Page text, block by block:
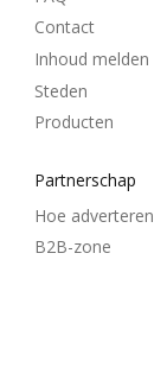
Contact
Inhoud melden
Steden
Producten
Partnerschap
Hoe adverteren
B2B-zone